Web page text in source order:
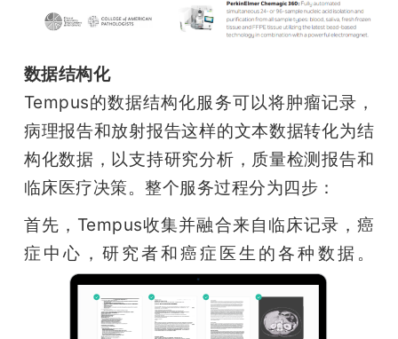
数据结构化
Tempus的数据结构化服务可以将肿瘤记录，
病理报告和放射报告这样的文本数据转化为结
构化数据，以支持研究分析，质量检测报告和
临床医疗决策。整个服务过程分为四步：
首先，Tempus收集并融合来自临床记录，癌
症中心，研究者和癌症医生的各种数据。